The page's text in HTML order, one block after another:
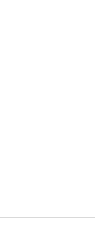
(PDF)